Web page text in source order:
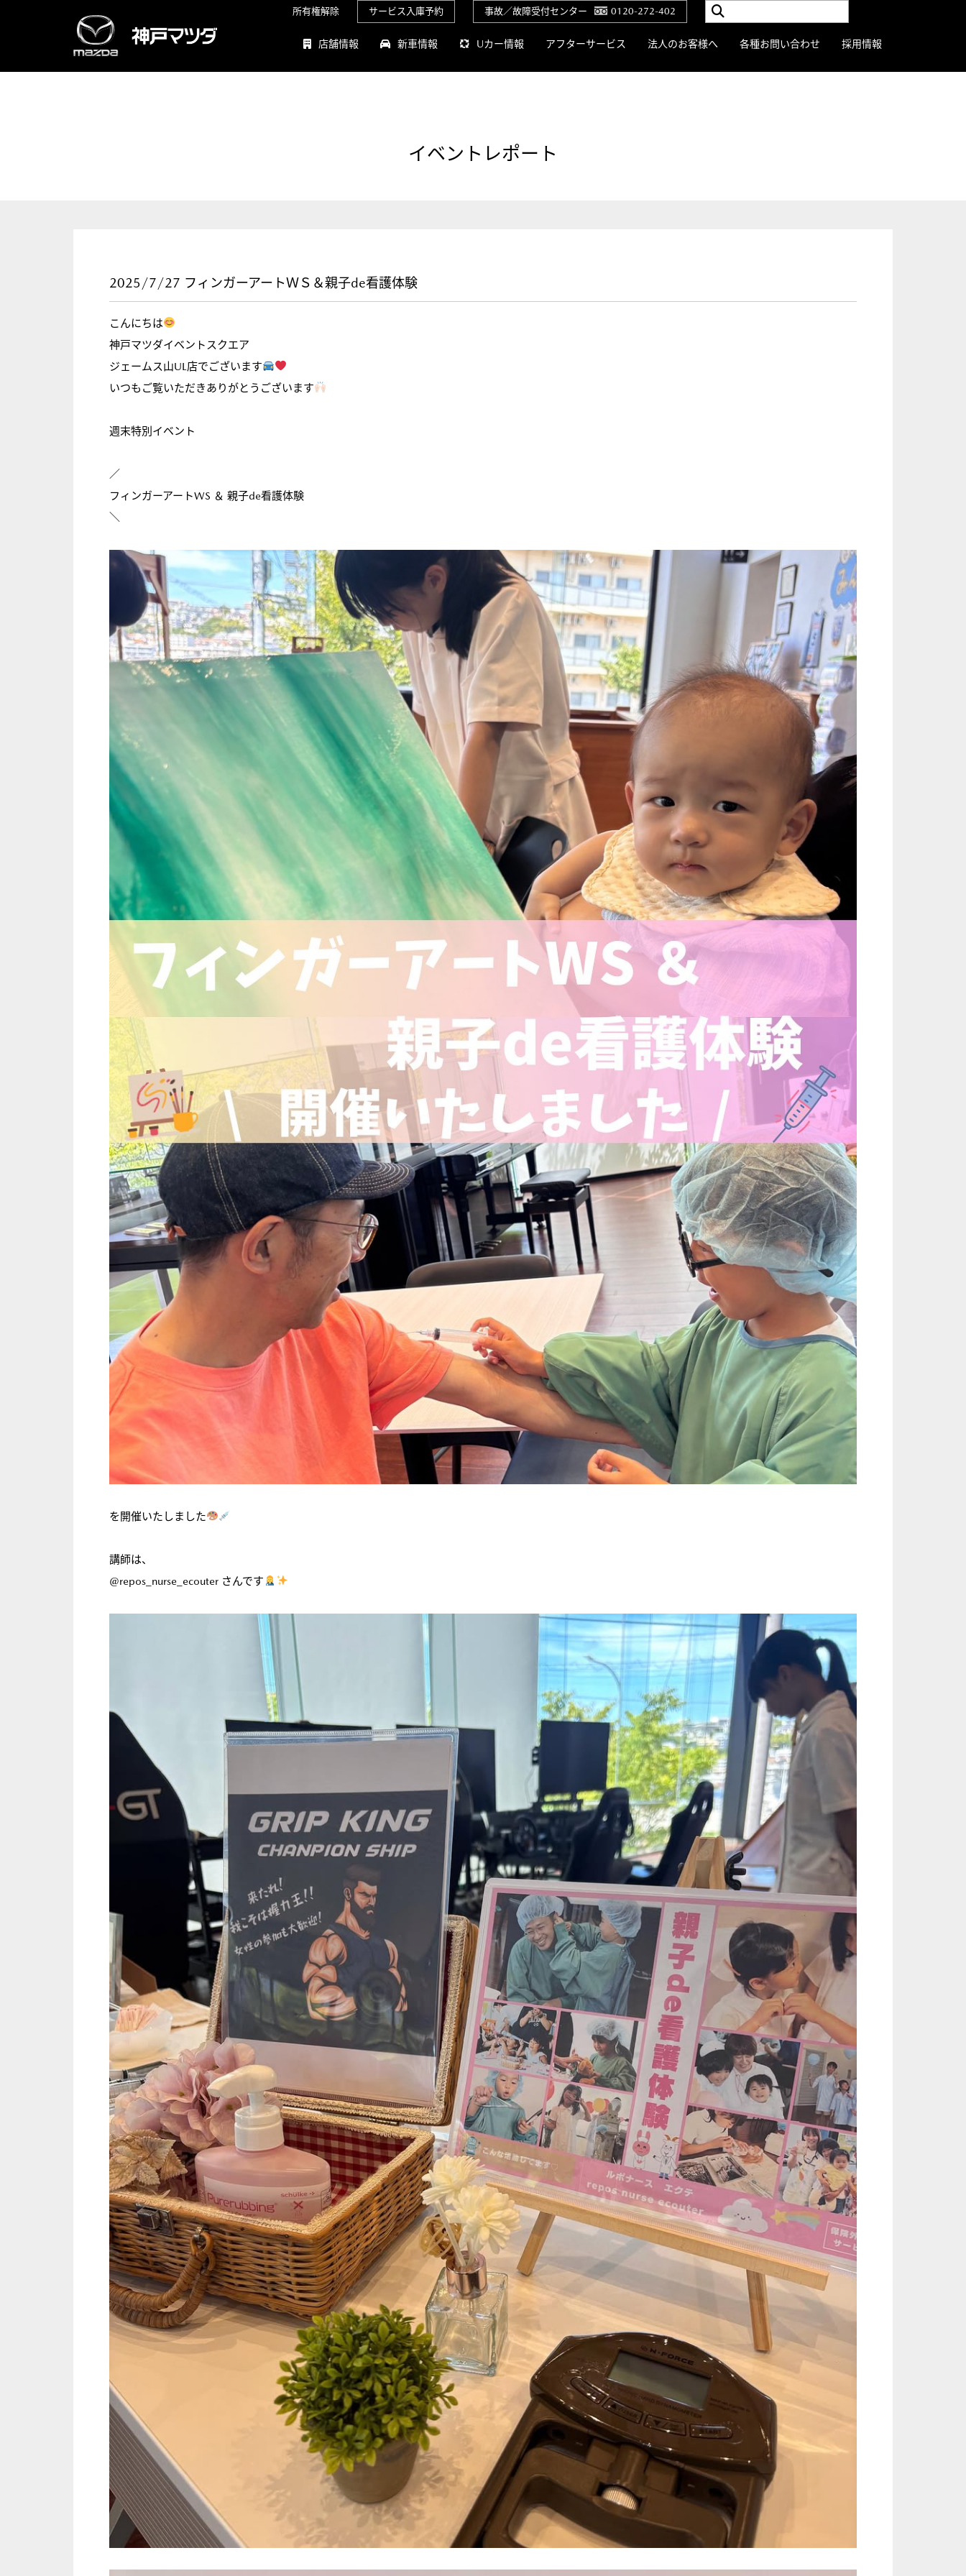
所有権解除 サービス入庫予約 事故／故障受付センター 0120-272-402
店舗情報 新車情報 Uカー情報 アフターサービス 法人のお客様へ 各種お問い合わせ 採用情報
イベントレポート
2025/7/27 フィンガーアートＷＳ＆親子de看護体験
こんにちは
神戸マツダイベントスクエア
ジェームス山UL店でございます
いつもご覧いただきありがとうございます
週末特別イベント
／
フィンガーアートWS ＆ 親子de看護体験
＼
を開催いたしました
講師は、
@repos_nurse_ecouter さんです